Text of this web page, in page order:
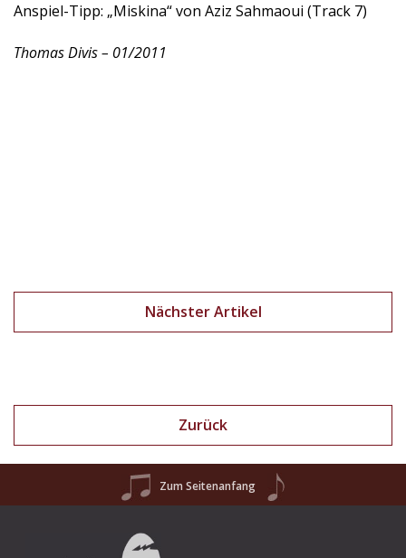
Anspiel-Tipp: „Miskina“ von Aziz Sahmaoui (Track 7)
Thomas Divis – 01/2011
Nächster Artikel
Zurück
Zum Seitenanfang